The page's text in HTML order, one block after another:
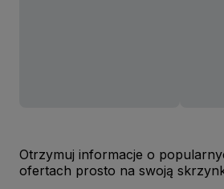
Otrzymuj informacje o
ofertach prosto na swoją